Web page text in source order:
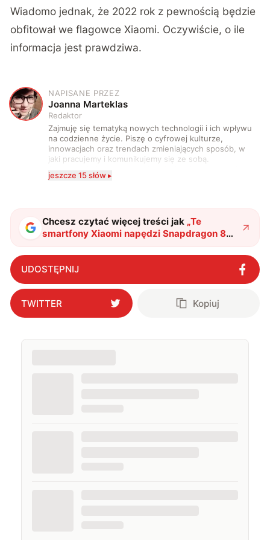
Wiadomo jednak, że 2022 rok z pewnością będzie
obfitował we flagowce Xiaomi. Oczywiście, o ile
informacja jest prawdziwa.
J
NAPISANE PRZEZ
Joanna Marteklas
Redaktor
Zajmuję się tematyką nowych technologii i ich wpływu
na codzienne życie. Piszę o cyfrowej kulturze,
innowacjach oraz trendach zmieniających sposób, w
jaki pracujemy i komunikujemy się ze sobą.
technologii a współczesną popkulturą. W wolnych
jeszcze 15 słów ▸
Chcesz czytać więcej treści jak „Te
smartfony Xiaomi napędzi Snapdragon 8
Gen 1+. Kod źródłowy MIUI ujawnił listę"?
UDOSTĘPNIJ
TWITTER Kopiuj